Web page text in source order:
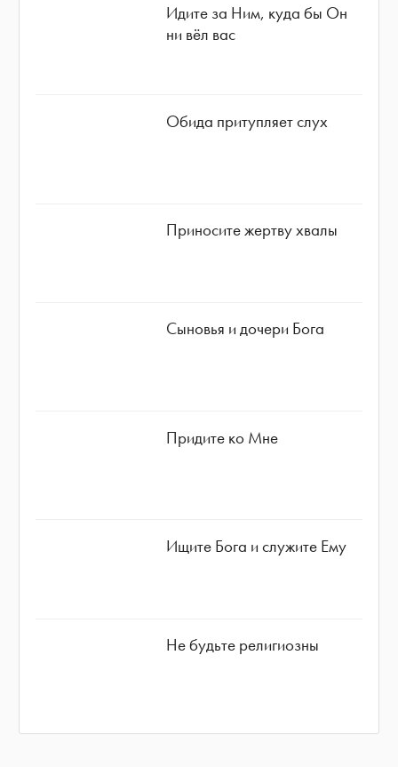
Идите за Ним, куда бы Он
ни вёл вас
Обида притупляет слух
Приносите жертву хвалы
Сыновья и дочери Бога
Придите ко Мне
Ищите Бога и служите Ему
Не будьте религиозны